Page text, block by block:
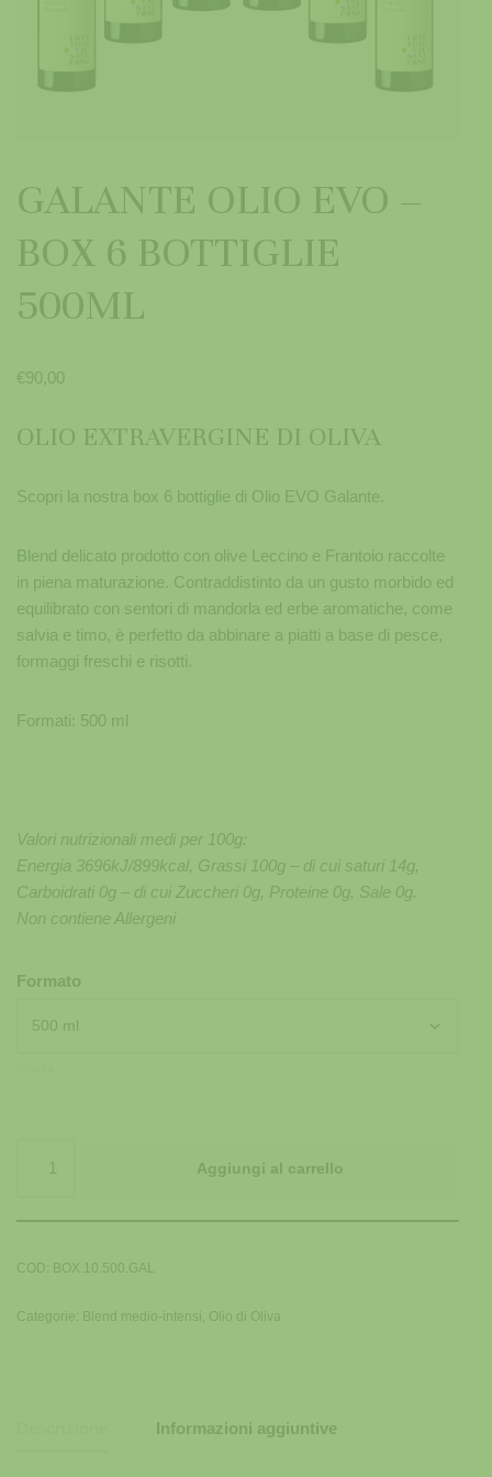
GALANTE OLIO EVO –
BOX 6 BOTTIGLIE
500ML
€90,00
OLIO EXTRAVERGINE DI OLIVA
Scopri la nostra box 6 bottiglie di Olio EVO Galante.
Blend delicato prodotto con olive Leccino e Frantoio raccolte
in piena maturazione. Contraddistinto da un gusto morbido ed
equilibrato con sentori di mandorla ed erbe aromatiche, come
salvia e timo, è perfetto da abbinare a piatti a base di pesce,
formaggi freschi e risotti.
Formati: 500 ml
Valori nutrizionali medi per 100g:
Energia 3696kJ/899kcal, Grassi 100g – di cui saturi 14g,
Carboidrati 0g – di cui Zuccheri 0g, Proteine 0g, Sale 0g.
Non contiene Allergeni
Formato
Aggiungi al carrello
COD: BOX.10.500.GAL
Categorie: Blend medio-intensi Olio di Oliva
Informazioni aggiuntive